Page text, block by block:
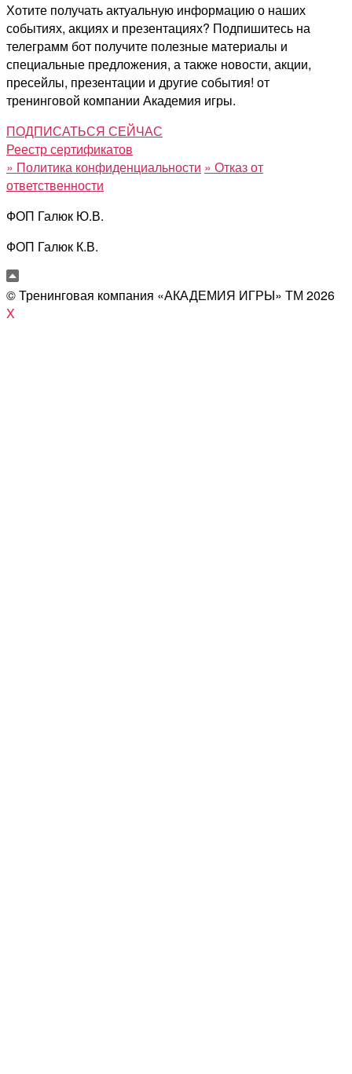
Хотите получать актуальную информацию о наших
событиях, акциях и презентациях? Подпишитесь на
телеграмм бот получите полезные материалы и
специальные предложения, а также новости, акции,
пресейлы, презентации и другие события! от
тренинговой компании Академия игры.
ПОДПИСАТЬСЯ СЕЙЧАС
Реестр сертификатов
» Политика конфиденциальности » Отказ от
ответственности
ФОП Галюк Ю.В.
ФОП Галюк К.В.
© Тренинговая компания «АКАДЕМИЯ ИГРЫ» ТМ 2026
X